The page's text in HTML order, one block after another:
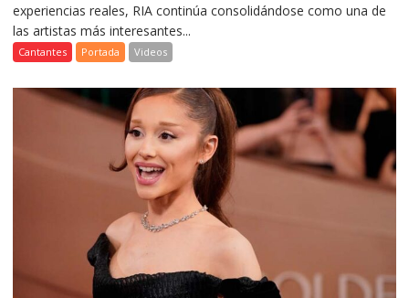
experiencias reales, RIA continúa consolidándose como una de
las artistas más interesantes...
Cantantes Portada Videos